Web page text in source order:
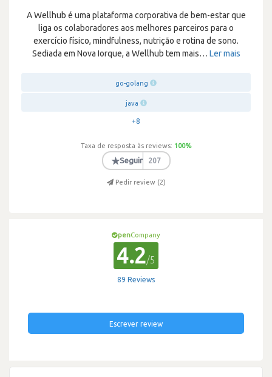
A Wellhub é uma plataforma corporativa de bem-estar que
liga os colaboradores aos melhores parceiros para o
exercício físico, mindfulness, nutrição e rotina de sono.
Sediada em Nova Iorque, a Wellhub tem mais… Ler mais
go-golang
java
+8
Taxa de resposta às reviews: 100%
★Seguir 207
Pedir review (2)
penCompany
4.2/5
89 Reviews
Escrever review